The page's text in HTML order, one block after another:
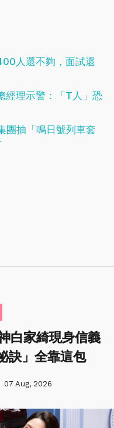
人還不夠，面試還
經理示警：「T人」恐
團抽「鳴日號列車套
白家綺現身信義
訣」全靠這包
07 Aug, 2026